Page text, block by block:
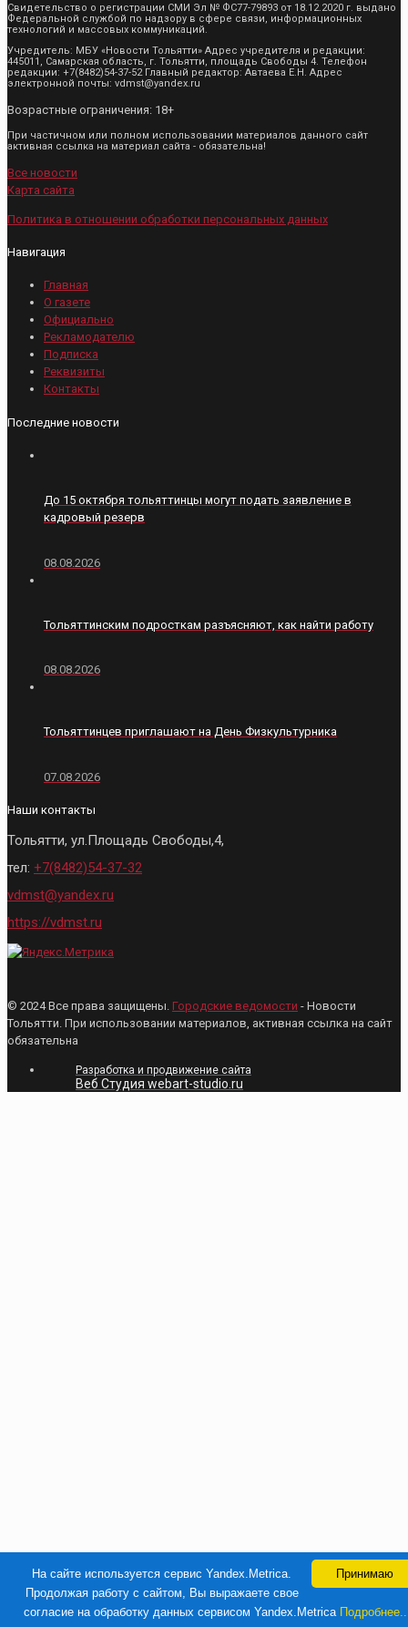
Свидетельство о регистрации СМИ Эл № ФС77-79893 от 18.12.2020 г. выдано
Федеральной службой по надзору в сфере связи, информационных
технологий и массовых коммуникаций.
Учредитель: МБУ «Новости Тольятти» Адрес учредителя и редакции:
445011, Самарская область, г. Тольятти, площадь Свободы 4. Телефон
редакции: +7(8482)54-37-52 Главный редактор: Автаева Е.Н. Адрес
электронной почты: vdmst@yandex.ru
Возрастные ограничения: 18+
При частичном или полном использовании материалов данного сайт
активная ссылка на материал сайта - обязательна!
Все новости
Карта сайта
Политика в отношении обработки персональных данных
Навигация
Главная
О газете
Официально
Рекламодателю
Подписка
Реквизиты
Контакты
Последние новости
До 15 октября тольяттинцы могут подать заявление в
кадровый резерв
08.08.2026
Тольяттинским подросткам разъясняют, как найти работу
08.08.2026
Тольяттинцев приглашают на День Физкультурника
07.08.2026
Наши контакты
Тольятти, ул.Площадь Свободы,4,
тел: +7(8482)54-37-32
vdmst@yandex.ru
https://vdmst.ru
© 2024 Все права защищены. Городские ведомости - Новости
Тольятти. При использовании материалов, активная ссылка на сайт
обязательна
Разработка и продвижение сайта
Веб Студия webart-studio.ru
Принимаю
На сайте используется сервис Yandex.Metrica.
Продолжая работу с сайтом, Вы выражаете свое
согласие на обработку данных сервисом Yandex.Metrica